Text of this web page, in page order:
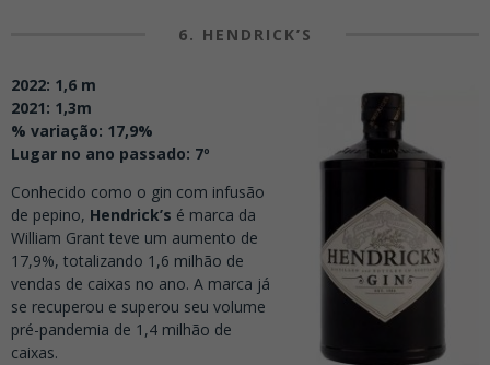
6. HENDRICK’S
2022: 1,6 m
2021: 1,3m
% variação: 17,9%
Lugar no ano passado: 7º
Conhecido como o gin com infusão
de pepino, Hendrick’s é marca da
William Grant teve um aumento de
17,9%, totalizando 1,6 milhão de
vendas de caixas no ano. A marca já
se recuperou e superou seu volume
pré-pandemia de 1,4 milhão de
caixas.